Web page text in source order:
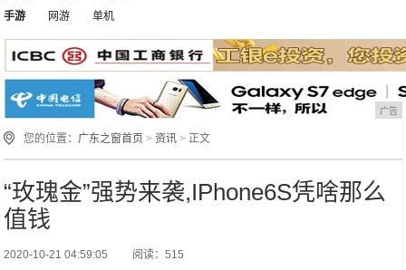
手游
网游 单机
广告
您的位置： 广东之窗首页 >资讯 > 正文
“玫瑰金”强势来袭,IPhone6S凭啥那么
值钱
2020-10-21 04:59:05 阅读：515